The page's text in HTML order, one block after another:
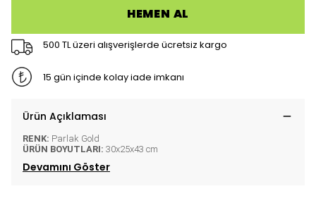
HEMEN AL
500 TL üzeri alışverişlerde ücretsiz kargo
15 gün içinde kolay iade imkanı
Ürün Açıklaması
RENK: Parlak Gold
ÜRÜN BOYUTLARI: 30x25x43 cm
Devamını Göster